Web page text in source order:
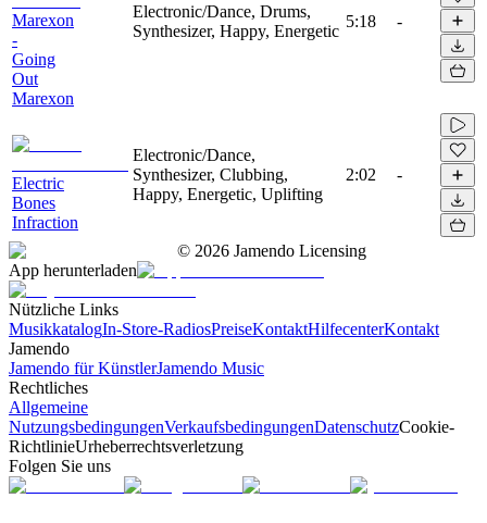
Marexon
-
Going
Out
Marexon
Electronic/Dance, Drums,
Synthesizer, Happy, Energetic
5:18 -
Electric
Bones
Infraction
Electronic/Dance,
Synthesizer, Clubbing,
Happy, Energetic, Uplifting
2:02 -
© 2026 Jamendo Licensing
App herunterladen
Nützliche Links
MusikkatalogIn-Store-RadiosPreiseKontaktHilfecenterKontakt
Jamendo
Jamendo für KünstlerJamendo Music
Rechtliches
Allgemeine
NutzungsbedingungenVerkaufsbedingungenDatenschutzCookie-
RichtlinieUrheberrechtsverletzung
Folgen Sie uns